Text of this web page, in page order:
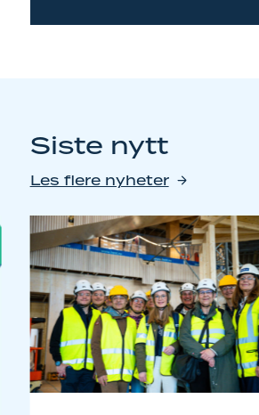
Siste nytt
Les flere nyheter